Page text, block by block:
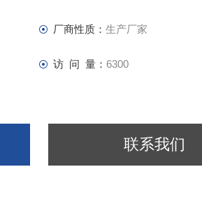
厂商性质： 生产厂家
访 问 量： 6300
联系我们